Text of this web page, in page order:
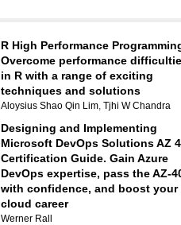
R High Performance
Overcome performance
in R with a range of exciting
techniques and solutions
Aloysius Shao Qin Lim, Tjhi W Chandra
Designing and Implementing
Microsoft DevOps Solutions AZ
Certification Guide. Gain Azure
DevOps expertise, pass the AZ-
with confidence, and boost your
cloud career
Werner Rall